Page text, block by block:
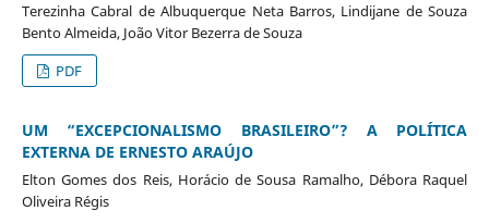
Terezinha Cabral de Albuquerque Neta Barros, Lindijane de Souza
Bento Almeida, João Vitor Bezerra de Souza
PDF
UM “EXCEPCIONALISMO BRASILEIRO”? A POLÍTICA
EXTERNA DE ERNESTO ARAÚJO
Elton Gomes dos Reis, Horácio de Sousa Ramalho, Débora Raquel
Oliveira Régis